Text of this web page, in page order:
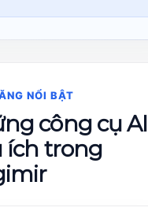
NỔI BẬT
công cụ AI
ích trong